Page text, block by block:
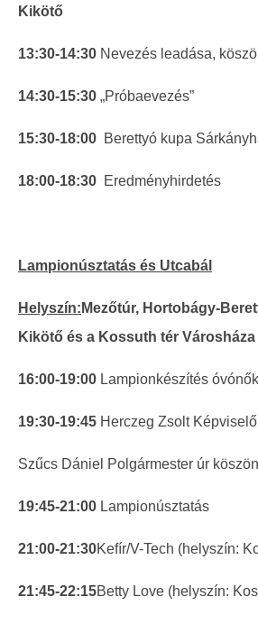
Kikötő
13:30-14:30 Nevezés leadása,
14:30-15:30 „Próbaevezés”
15:30-18:00 Berettyó kupa
18:00-18:30 Eredményhirdetés
Lampionúsztatás és Utcabál
Helyszín: Mezőtúr, Hortobágy-
Kikötő és a Kossuth tér
16:00-19:00 Lampionkészítés
19:30-19:45 Herczeg Zsolt
Szűcs Dániel Polgármester úr
19:45-21:00 Lampionúsztatás
21:00-21:30Kefír/V-Tech (helyszín:
21:45-22:15Betty Love (helyszín: